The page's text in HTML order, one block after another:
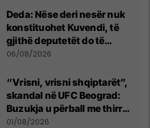
Deda: Nëse deri nesër nuk
konstituohet Kuvendi, të
gjithë deputetët do të
bëjnë shkelje të rëndë
06/08/2026
“Vrisni, vrisni shqiptarët”,
skandal në UFC Beograd:
Buzukja u përball me thirrje
anti-shqiptare nga
01/08/2026